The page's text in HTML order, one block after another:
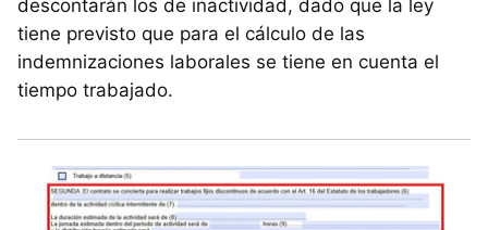
descontarán los de inactividad, dado que la ley
tiene previsto que para el cálculo de las
indemnizaciones laborales se tiene en cuenta el
tiempo trabajado.